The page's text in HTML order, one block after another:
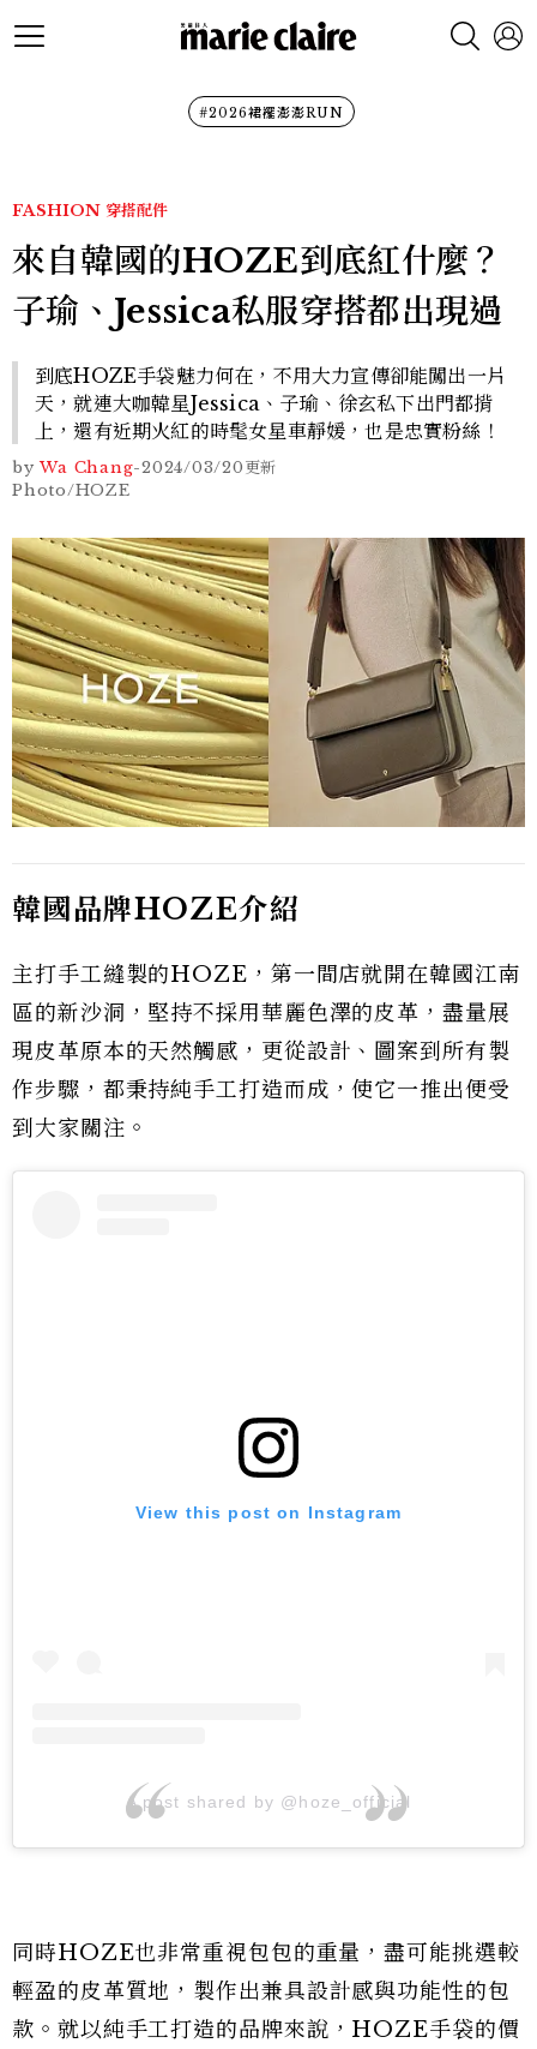
#2026裙襬澎澎RUN
FASHION 穿搭配件
來自韓國的HOZE到底紅什麼？
子瑜、Jessica私服穿搭都出現過
到底HOZE手袋魅力何在，不用大力宣傳卻能闖出一片
天，就連大咖韓星Jessica、子瑜、徐玄私下出門都揹
上，還有近期火紅的時髦女星車靜媛，也是忠實粉絲！
by Wa Chang-2024/03/20更新
Photo/HOZE
韓國品牌HOZE介紹
主打手工縫製的HOZE，第一間店就開在韓國江南
區的新沙洞，堅持不採用華麗色澤的皮革，盡量展
現皮革原本的天然觸感，更從設計、圖案到所有製
作步驟，都秉持純手工打造而成，使它一推出便受
到大家關注。
View this post on Instagram
A post shared by @hoze_official
同時HOZE也非常重視包包的重量，盡可能挑選較
輕盈的皮革質地，製作出兼具設計感與功能性的包
款。就以純手工打造的品牌來說，HOZE手袋的價